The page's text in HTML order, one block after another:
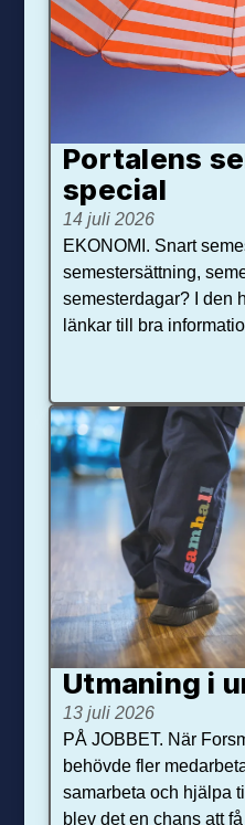
Portalens
special
14 juli 2026
EKONOMI. Snart
semestersättning,
semesterdagar? I den
länkar till bra
Utmaning i
13 juli 2026
PÅ JOBBET. När
behövde fler
samarbeta och hjälpa
blev det en chans att